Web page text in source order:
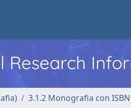
Research
3.1.2 Monografia con ISBN